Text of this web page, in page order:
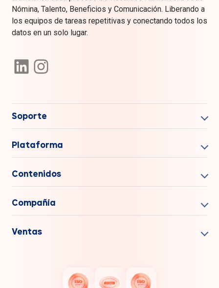
Nómina, Talento, Beneficios y Comunicación. Liberando a
los equipos de tareas repetitivas y conectando todos los
datos en un solo lugar.
Soporte
Plataforma
Contenidos
Compañía
Ventas